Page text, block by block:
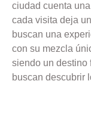
ciudad cuenta
cada visita deja
buscan una
con su mezcla
siendo un destino
buscan descubrir